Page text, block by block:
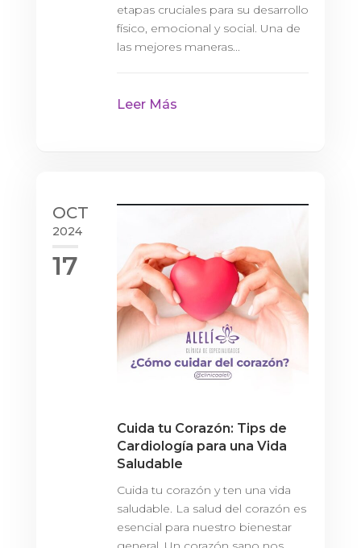
etapas cruciales para su desarrollo
físico, emocional y social. Una de
las mejores maneras...
Leer Más
OCT
2024
17
Cuida tu Corazón: Tips de
Cardiología para una Vida
Saludable
Cuida tu corazón y ten una vida
saludable. La salud del corazón es
esencial para nuestro bienestar